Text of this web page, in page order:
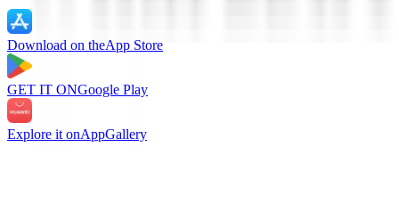
Download on theApp Store
GET IT ONGoogle Play
Explore it onAppGallery